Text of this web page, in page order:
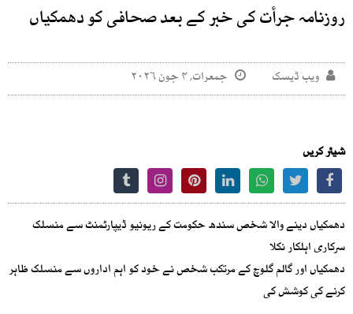
روزنامہ جرأت کی خبر کے بعد صحافی کو دھمکیاں
ویب ڈیسک جمعرات, ۴ جون ۲۰۲۶
شیئر کریں
دھمکیاں دینے والا شخص سندھ حکومت کے ریونیو ڈیپارٹمنٹ سے منسلک
سرکاری اہلکار نکلا
دھمکیاں اور گالم گلوچ کے مرتکب شخص نے خود کو اہم اداروں سے منسلک ظاہر
کرنے کی کوشش کی